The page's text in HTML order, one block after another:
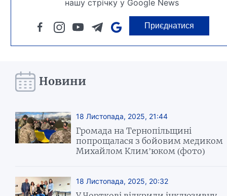
нашу стрічку у Google News
Приєднатися
Новини
18 Листопада, 2025, 21:44
Громада на Тернопільщині
попрощалася з бойовим медиком
Михайлом Клим’юком (фото)
18 Листопада, 2025, 20:32